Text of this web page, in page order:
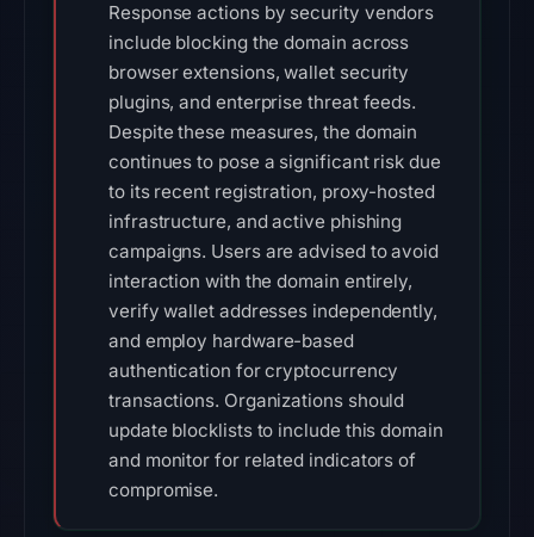
Response actions by security vendors
include blocking the domain across
browser extensions, wallet security
plugins, and enterprise threat feeds.
Despite these measures, the domain
continues to pose a significant risk due
to its recent registration, proxy-hosted
infrastructure, and active phishing
campaigns. Users are advised to avoid
interaction with the domain entirely,
verify wallet addresses independently,
and employ hardware-based
authentication for cryptocurrency
transactions. Organizations should
update blocklists to include this domain
and monitor for related indicators of
compromise.